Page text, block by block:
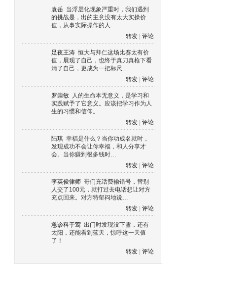
袁岳 当浮层化现象严重时，我们遇到
的挑战是，出的主意没有太大实操价
值，从事实际操作的人…
转发
评论
足夜王涛 恒大与拜仁这场比赛太有价
值，展现了自己，也终于真刀真枪下看
清了自己，更成为一把标尺…
转发
评论
罗崇敏 人的生命本无意义，是学习和
实践赋予了它意义。应该把学习作为人
生的习惯和信仰。
转发
评论
陆琪 幸福是什么？当你功成名就时，
发现成功不会让你幸福，和人分享才
会。当你赚到很多钱时…
转发
评论
李英俊律师 哥们充话费输错号，替别
人交了100元，就打过去电话想让对方
充点回来。对方特郁闷地说…
转发
评论
急诊科于莺 出门时发现没下雪，还有
太阳，还能看到蓝天，惊呼这一天值
了！
转发
评论